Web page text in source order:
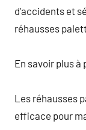
d’accidents et
réhausses
En savoir plus à
Les réhausses
efficace pour